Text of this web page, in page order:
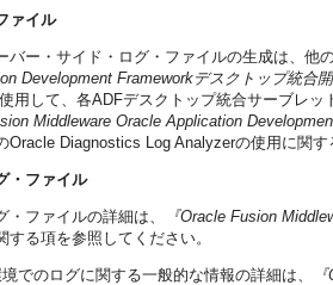
ァイル
バー・サイド・ログ・ファイルの生成は、
Development Frameworkデスクトップ統合
用して、各ADFデスクトップ統合サーブレ
Middleware Oracle Application
Oracle Diagnostics Log Analyzerの使用に関
・ファイル
ファイルの詳細は、
『Oracle Fusion
る項を参照してください。
でのログに関する一般的な情報の詳細は、